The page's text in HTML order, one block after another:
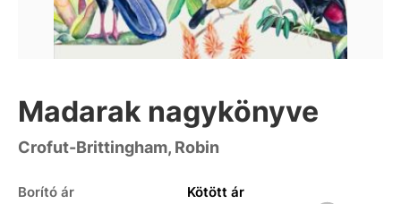
Madarak nagykönyve
Crofut-Brittingham, Robin
Borító ár Kötött ár